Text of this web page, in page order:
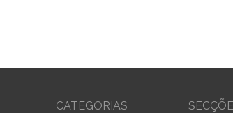
CATEGORIAS